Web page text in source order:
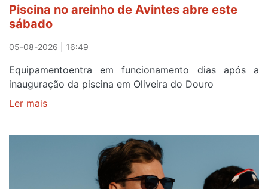
após
campanha
reforço
Piscina no areinho de Avintes abre este
sábado
05-08-2026 | 16:49
Equipamentoentra em funcionamento dias após a
inauguração da piscina em Oliveira do Douro
Ler mais
no